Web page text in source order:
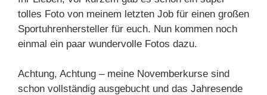
tolles Foto von meinem letzten Job für einen großen
Sportuhrenhersteller für euch. Nun kommen noch
einmal ein paar wundervolle Fotos dazu.
Achtung, Achtung – meine Novemberkurse sind
schon vollständig ausgebucht und das Jahresende